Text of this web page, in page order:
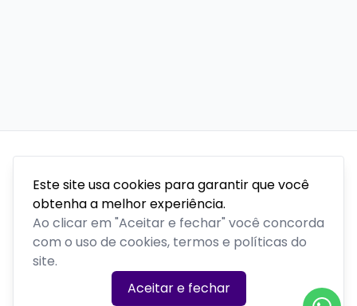
Este site usa cookies para garantir que você
obtenha a melhor experiência.
Ao clicar em "Aceitar e fechar" você concorda
com o uso de cookies, termos e políticas do
site.
Aceitar e fechar
Polenta Comedy
PLATAFORMA POR
Precisa de ajuda?
+55 (54) 99377-7581